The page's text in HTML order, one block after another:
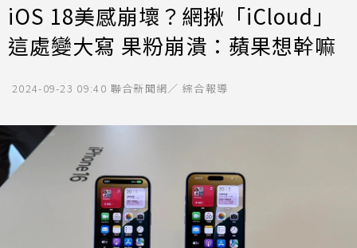
iOS 18美感崩壞？網揪「iCloud」
這處變大寫 果粉崩潰：蘋果想幹嘛
2024-09-23 09:40 聯合新聞網／ 綜合報導